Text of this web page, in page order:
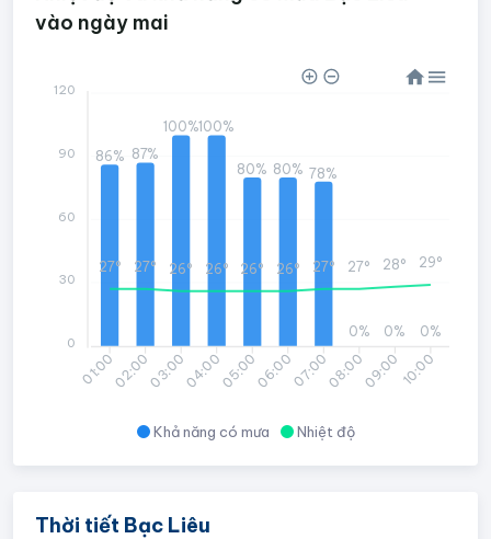
vào ngày mai
Khả năng có mưa Nhiệt độ
01:0002:0003:0004:0005:0006:0007:0008:0009:0010:00
86% 87%
100%100%
80% 80% 78%
0% 0% 0%
27° 27° 26° 26° 26° 26° 27° 27° 28° 29°
120
90
60
30
0
Thời tiết Bạc Liêu